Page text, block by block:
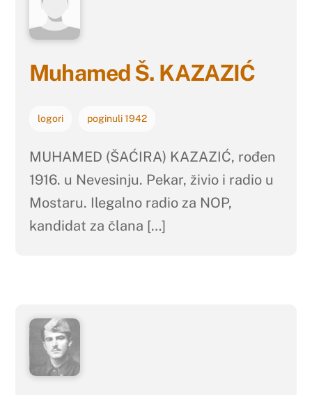
Muhamed Š. KAZAZIĆ
logori poginuli 1942
MUHAMED (ŠAĆIRA) KAZAZIĆ, rođen
1916. u Nevesinju. Pekar, živio i radio u
Mostaru. Ilegalno radio za NOP,
kandidat za člana […]